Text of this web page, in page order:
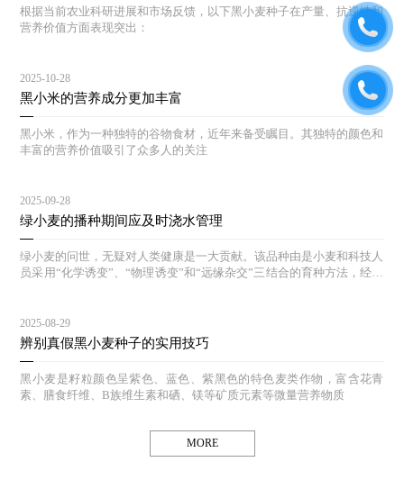
根据当前农业科研进展和市场反馈，以下黑小麦种子在产量、抗逆性和
营养价值方面表现突出：
2025-10-28
黑小米的营养成分更加丰富
黑小米，作为一种独特的谷物食材，近年来备受瞩目。其独特的颜色和
丰富的营养价值吸引了众多人的关注
2025-09-28
绿小麦的播种期间应及时浇水管理
绿小麦的问世，无疑对人类健康是一大贡献。该品种由是小麦和科技人
员采用“化学诱变”、“物理诱变”和“远缘杂交”三结合的育种方法，经过
2025-08-29
辨别真假黑小麦种子的实用技巧
黑小麦是籽粒颜色呈紫色、蓝色、紫黑色的特色麦类作物，富含花青
素、膳食纤维、B族维生素和硒、镁等矿质元素等微量营养物质
MORE